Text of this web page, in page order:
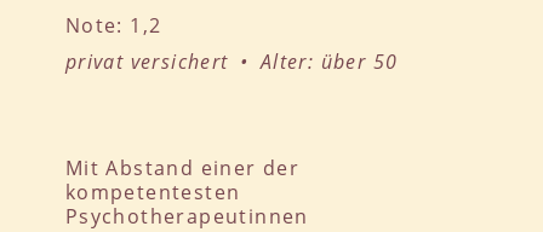
Note: 1,2
privat versichert • Alter: über 50
Mit Abstand einer der
kompetentesten
Psychotherapeutinnen